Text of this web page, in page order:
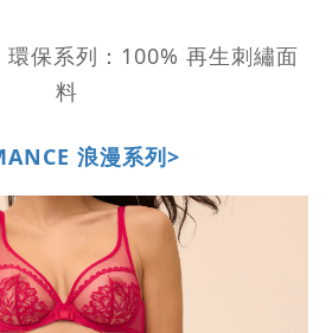
環保系列：100% 再生刺繡面
料
浪漫系列>